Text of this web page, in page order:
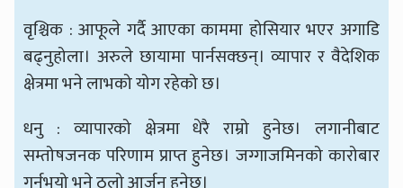
वृश्चिक : आफूले गर्दै आएका काममा होसियार भएर अगाडि
बढ्नुहोला। अरुले छायामा पार्नसक्छन्। व्यापार र वैदेशिक
क्षेत्रमा भने लाभको योग रहेको छ।
धनु : व्यापारको क्षेत्रमा धेरै राम्रो हुनेछ। लगानीबाट
सम्तोषजनक परिणाम प्राप्त हुनेछ। जग्गाजमिनको कारोबार